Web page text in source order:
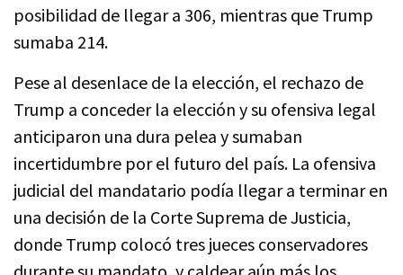
posibilidad de llegar a 306, mientras que Trump
sumaba 214.
Pese al desenlace de la elección, el rechazo de
Trump a conceder la elección y su ofensiva legal
anticiparon una dura pelea y sumaban
incertidumbre por el futuro del país. La ofensiva
judicial del mandatario podía llegar a terminar en
una decisión de la Corte Suprema de Justicia,
donde Trump colocó tres jueces conservadores